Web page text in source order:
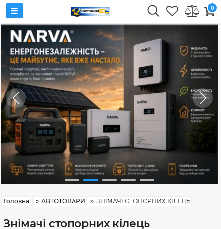
0
Головна АВТОТОВАРИ ЗНІМАЧІ СТОПОРНИХ КІЛЕЦЬ
Знімачі стопорних кілець